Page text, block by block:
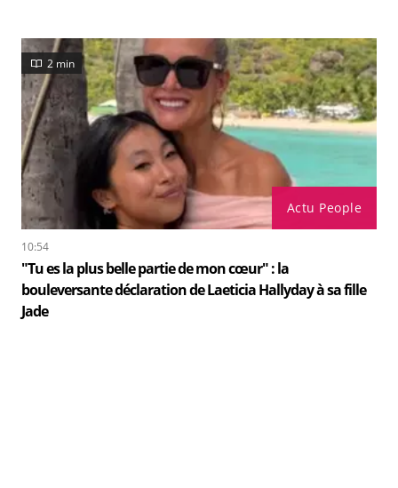
Actu People
2 min
10:54
"Tu es la plus belle partie de mon cœur" : la
bouleversante déclaration de Laeticia Hallyday à sa fille
Jade